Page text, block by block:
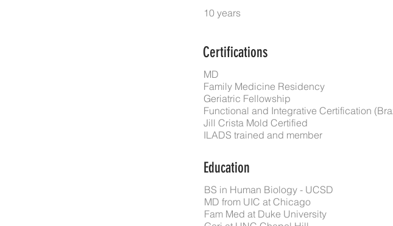
10 years
Certifications
MD
Family Medicine Residency
Geriatric Fellowship
Functional and Integrative Certification
Jill Crista Mold Certified
ILADS trained and member
Education
BS in Human Biology - UCSD
MD from UIC at Chicago
Fam Med at Duke University